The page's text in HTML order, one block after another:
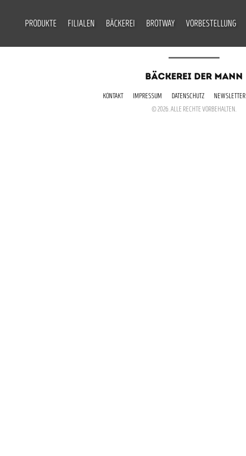
PRODUKTE FILIALEN BÄCKEREI BROTWAY VORBESTELLUNG
BÄCKEREI DER MANN
KONTAKT IMPRESSUM DATENSCHUTZ NEWSLETTER
© 2026. ALLE RECHTE VORBEHALTEN.